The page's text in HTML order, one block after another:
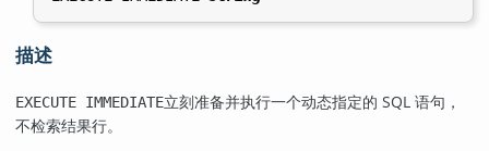
描述
EXECUTE IMMEDIATE立刻准备并执行一个动态指定的 SQL 语句，
不检索结果行。